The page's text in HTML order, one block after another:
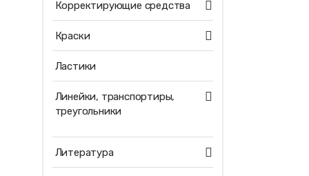
Корректирующие средства
Краски
Ластики
Линейки, транспортиры,
треугольники
Литература